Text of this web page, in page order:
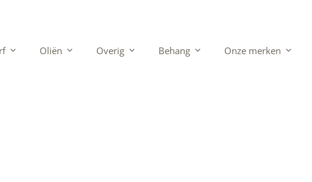
Oliën Overig Behang Onze merken